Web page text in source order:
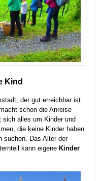
Kind
der gut erreichbar ist.
schon die Anreise
sich alles um Kinder und
die keine Kinder haben
suchen. Das Alter der
kann eigene Kinder